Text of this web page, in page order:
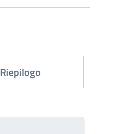
Riepilogo